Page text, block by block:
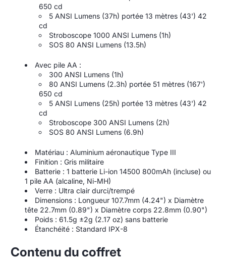
650 cd
5 ANSI Lumens (37h) portée 13 mètres (43') 42
cd
Stroboscope 1000 ANSI Lumens (1h)
SOS 80 ANSI Lumens (13.5h)
Avec pile AA :
300 ANSI Lumens (1h)
80 ANSI Lumens (2.3h) portée 51 mètres (167')
650 cd
5 ANSI Lumens (25h) portée 13 mètres (43') 42
cd
Stroboscope 300 ANSI Lumens (2h)
SOS 80 ANSI Lumens (6.9h)
Matériau : Aluminium aéronautique Type III
Finition : Gris militaire
Batterie : 1 batterie Li-ion 14500 800mAh (incluse) ou
1 pile AA (alcaline, Ni-MH)
Verre : Ultra clair durci/trempé
Dimensions : Longueur 107.7mm (4.24") x Diamètre
tête 22.7mm (0.89") x Diamètre corps 22.8mm (0.90")
Poids : 61.5g ±2g (2.17 oz) sans batterie
Étanchéité : Standard IPX-8
Contenu du coffret